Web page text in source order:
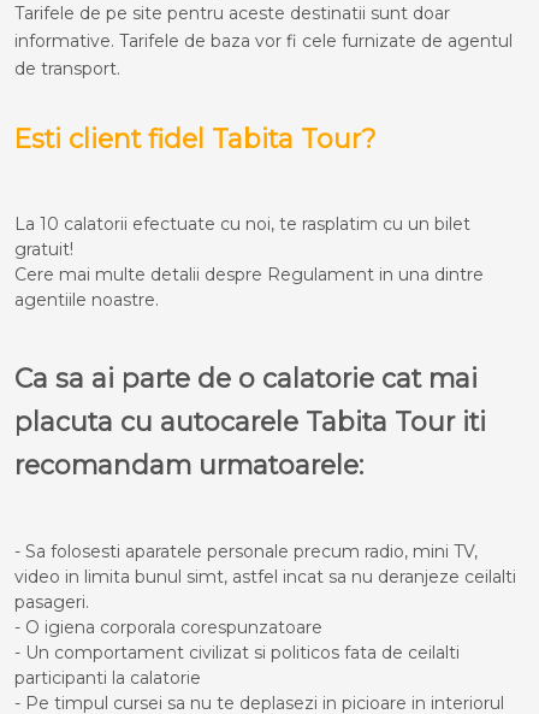
Tarifele de pe site pentru aceste destinatii sunt doar
informative. Tarifele de baza vor fi cele furnizate de agentul
de transport.
Esti client fidel Tabita Tour?
La 10 calatorii efectuate cu noi, te rasplatim cu un bilet
gratuit!
Cere mai multe detalii despre Regulament in una dintre
agentiile noastre.
Ca sa ai parte de o calatorie cat mai
placuta cu autocarele Tabita Tour iti
recomandam urmatoarele:
- Sa folosesti aparatele personale precum radio, mini TV,
video in limita bunul simt, astfel incat sa nu deranjeze ceilalti
pasageri.
- O igiena corporala corespunzatoare
- Un comportament civilizat si politicos fata de ceilalti
participanti la calatorie
- Pe timpul cursei sa nu te deplasezi in picioare in interiorul